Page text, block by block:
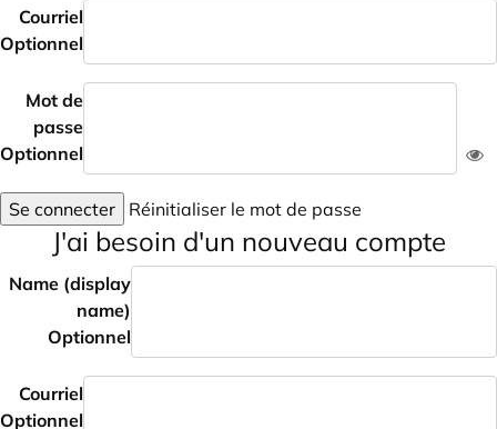
Courriel
Optionnel
Mot de
passe
Optionnel
Se connecter Réinitialiser le mot de passe
J'ai besoin d'un nouveau compte
Name (display
name)
Optionnel
Courriel
Optionnel